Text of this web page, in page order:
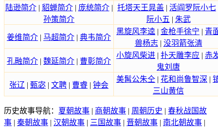
陆逊简介| 貂蝉简介| 庞统简介|
孙策简介
托塔天王晁盖 | 活阎罗阮小七
阮小五 | 朱武
姜维简介 | 马超简介 | 典韦简介
黑旋风李逵 | 金枪手徐宁 | 青
兽杨志| 没羽箭张清
孔融简介 | 魏延简介 | 曹彰简介
小旋风柴进 | 扑天雕李应 | 赤
鬼刘唐
张辽 | 甄宓 | 文聘 | 曹睿 | 钟会
美髯公朱仝 | 花和尚鲁智深 |
三山黄信
历史故事导航： 夏朝故事 | 商朝故事 | 周朝历史 | 春秋战国故
事 | 秦朝故事 | 汉朝故事 | 三国故事 | 晋朝故事 | 南北朝故事 |